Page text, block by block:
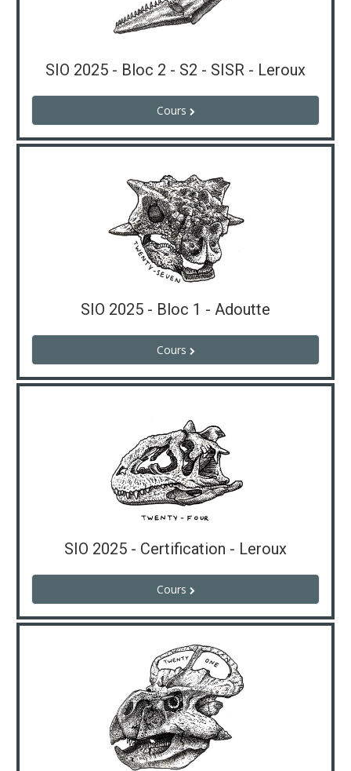
SIO 2025 - Bloc 2 - S2 - SISR - Leroux
Cours
SIO 2025 - Bloc 1 - Adoutte
Cours
SIO 2025 - Certification - Leroux
Cours